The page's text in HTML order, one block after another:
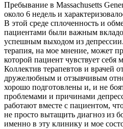
Пребывание в Massachusetts
около 6 недель и
В этой среде сплоченность и
пациентами были важным
успешным выходом из
терапия, на мое мнение, может
которой пациент чувствует себя
Коллектив терапевтов и врачей
дружелюбным и отзывчивым
хорошо подготовлены и, и не
проблемами и причинами
работают вместе с пациентом,
не просто вытащить диагноз из
именно в эту клинику и мое